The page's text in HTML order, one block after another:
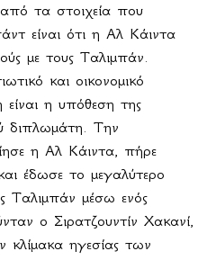
τα στοιχεία που
είναι ότι η Αλ Κάιντα
με τους Ταλιμπάν.
και οικονομικό
είναι η υπόθεση της
διπλωμάτη. Την
η Αλ Κάιντα, πήρε
έδωσε το μεγαλύτερο
Ταλιμπάν μέσω ενός
ο Σιρατζουντίν Χακανί,
κλίμακα ηγεσίας των